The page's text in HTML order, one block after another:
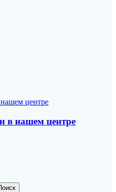
в нашем центре